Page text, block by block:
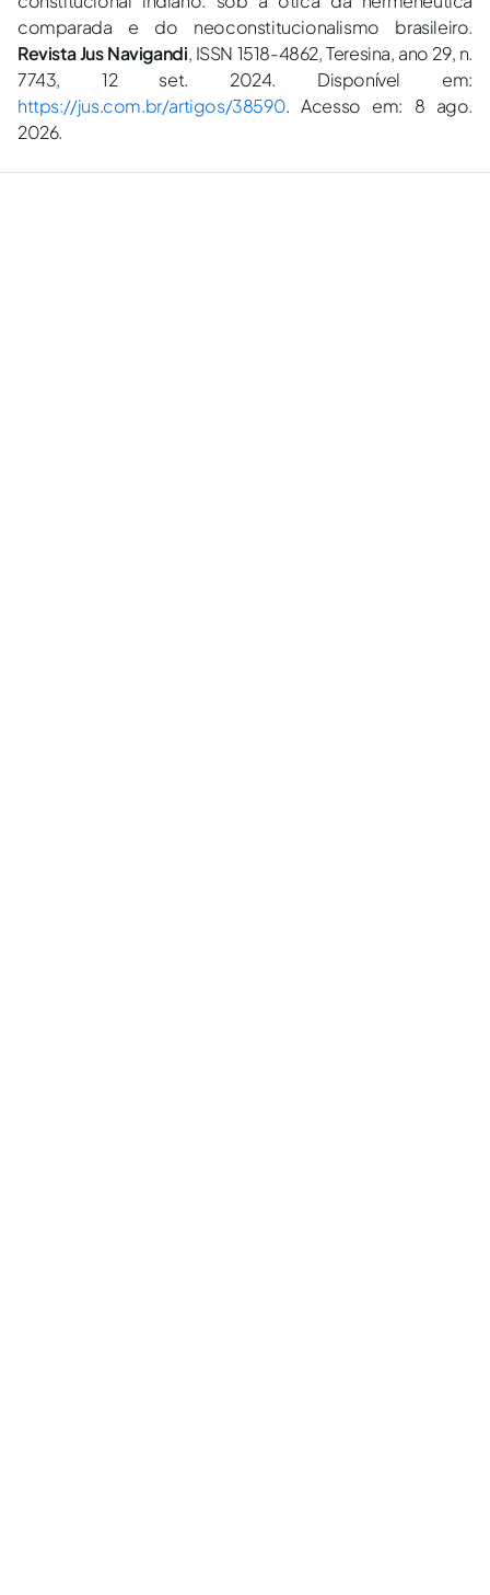
comparada e do neoconstitucionalismo brasileiro.
Revista Jus Navigandi, ISSN 1518-4862, Teresina, ano 29, n.
7743, 12 set. 2024. Disponível em:
https://jus.com.br/artigos/38590. Acesso em: 8 ago.
2026.